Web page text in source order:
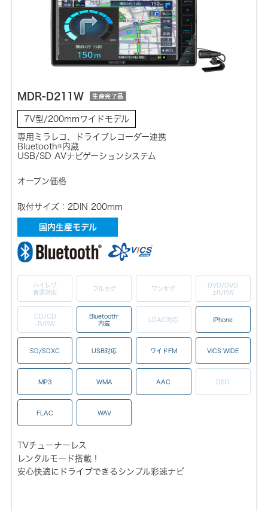
MDR-D211W 生産完了品
7V型/200mmワイドモデル
専用ミラレコ、ドライブレコーダー連携
Bluetooth®内蔵
USB/SD AVナビゲーションシステム
オープン価格
取付サイズ：2DIN 200mm
国内生産モデル
ハイレゾ
音源対応
フルセグ ワンセグ
DVD/DVD
±R/RW
CD/CD
-R/RW
Bluetooth®
内蔵
LDAC対応 iPhone
SD/SDXC USB対応 ワイドFM VICS WIDE
MP3 WMA AAC DSD
FLAC WAV
TVチューナーレス
レンタルモード搭載！
安心快適にドライブできるシンプル彩速ナビ